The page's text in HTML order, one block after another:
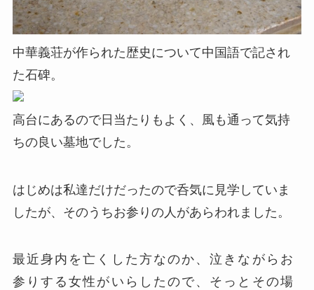
中華義荘が作られた歴史について中国語で記され
た石碑。
高台にあるので日当たりもよく、風も通って気持
ちの良い墓地でした。
はじめは私達だけだったので呑気に見学していま
したが、そのうちお参りの人があらわれました。
最近身内を亡くした方なのか、泣きながらお
参りする女性がいらしたので、そっとその場